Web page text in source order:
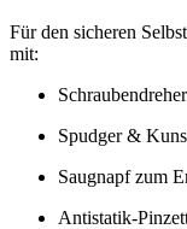
Für den sicheren
mit:
Spudger &
Saugnapf zum
Antistatik-